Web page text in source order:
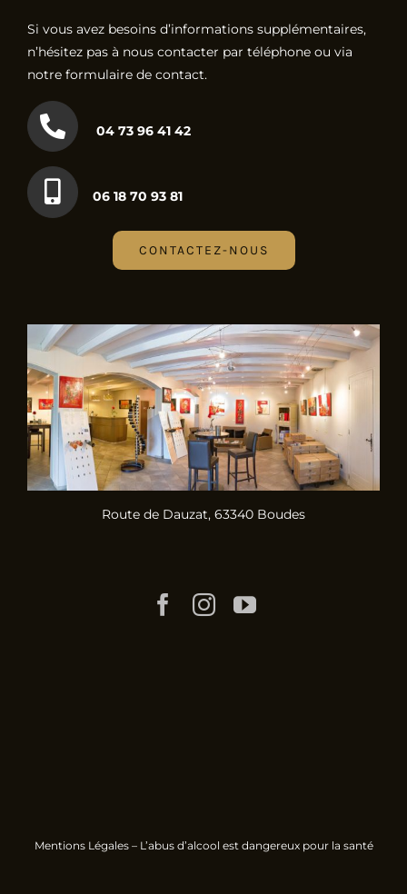
Si vous avez besoins d’informations supplémentaires,
n’hésitez pas à nous contacter par téléphone ou via
notre formulaire de contact.
04 73 96 41 42
06 18 70 93 81
CONTACTEZ-NOUS
Route de Dauzat, 63340 Boudes
Mentions Légales– L’abus d’alcool est dangereux pour la santé